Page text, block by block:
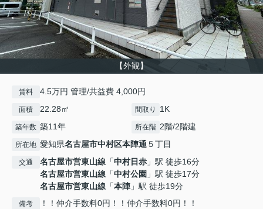
【外観】
賃料 4.5万円 管理/共益費 4,000円
面積 22.28㎡ 間取り 1K
築年数 築11年 所在階 2階/2階建
所在地 愛知県名古屋市中村区本陣通 ５丁目
交通 名古屋市営東山線 「中村日赤 」駅 徒歩16分
名古屋市営東山線 「中村公園 」駅 徒歩17分
名古屋市営東山線 「本陣」駅 徒歩19分
備考
！！仲介手数料0円！！仲介手数料0円！！